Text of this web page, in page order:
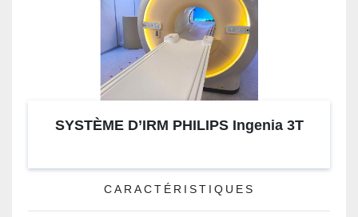
SYSTÈME D’IRM PHILIPS Ingenia 3T
CARACTÉRISTIQUES